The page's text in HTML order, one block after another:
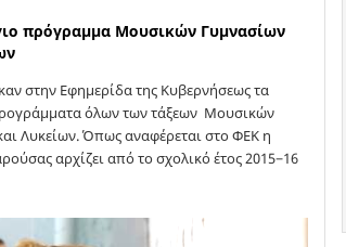
πρόγραμμα Μουσικών Γυμνασίων
στην Εφημερίδα της Κυβερνήσεως τα
όλων των τάξεων Μουσικών
Λυκείων. Όπως αναφέρεται στο ΦΕΚ η
αρχίζει από το σχολικό έτος 2015−16